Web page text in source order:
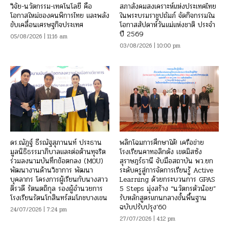
วิจัย-นวัตกรรม-เทคโนโลยี คือ
โอกาสใหม่ของคนพิการไทย และพลัง
ขับเคลื่อนเศรษฐกิจประเทศ
05/08/2026 | 11:16 am
สภาสังคมสงเคราะห์แห่งประเทศไทย
ในพระบรมราชูปถัมภ์ จัดกิจกรรมใน
โอกาสสัปดาห์วันแม่แห่งชาติ ประจำ
ปี 2569
03/08/2026 | 10:00 pm
ดร.ณัฏฐ์ ธีรณัฐสุภานนท์ ประธาน
มูลนิธิธรรมาภิบาลและต่อต้านทุจริต
ร่วมลงนามบันทึกข้อตกลง (MOU)
พัฒนางานด้านวิชาการ พัฒนา
บุคลากร โครงการผู้เรียนกับนางสาว
ติรวดี รัตนตถิกุล รองผู้อำนวยการ
โรงเรียนรัตนโกสินทร์สมโภชบางเขน
24/07/2026 | 7:24 pm
พลิกโฉมการศึกษาใต้! เครือข่าย
โรงเรียนคาทอลิกดัง เขตมิสซัง
สุราษฎร์ธานี จับมือสถาบัน พว.ยก
ระดับครูสู่การจัดการเรียนรู้ Active
Learning ด้วยกระบวนการ GPAS
5 Steps มุ่งสร้าง “นวัตกรตัวน้อย”
รับหลักสูตรแกนกลางขั้นพื้นฐาน
ฉบับปรับปรุง’60
27/07/2026 | 4:12 pm